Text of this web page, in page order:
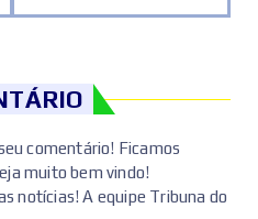
comentário! Ficamos
muito bem vindo!
notícias! A equipe Tribuna do